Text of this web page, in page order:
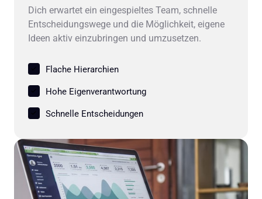
Dich erwartet ein eingespieltes Team, schnelle
Entscheidungswege und die Möglichkeit, eigene
Ideen aktiv einzubringen und umzusetzen.
Flache Hierarchien
Hohe Eigenverantwortung
Schnelle Entscheidungen